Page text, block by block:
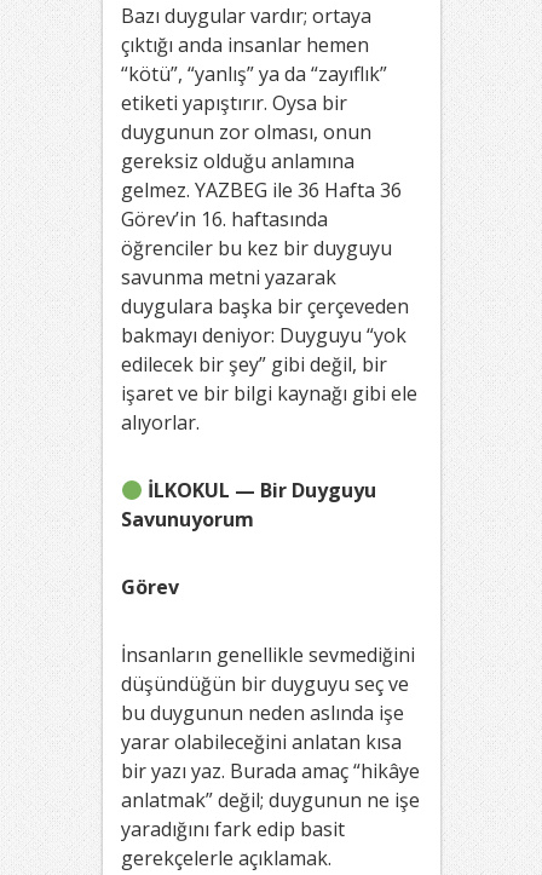
Bazı duygular vardır; ortaya
çıktığı anda insanlar hemen
“kötü”, “yanlış” ya da “zayıflık”
etiketi yapıştırır. Oysa bir
duygunun zor olması, onun
gereksiz olduğu anlamına
gelmez. YAZBEG ile 36 Hafta 36
Görev’in 16. haftasında
öğrenciler bu kez bir duyguyu
savunma metni yazarak
duygulara başka bir çerçeveden
bakmayı deniyor: Duyguyu “yok
edilecek bir şey” gibi değil, bir
işaret ve bir bilgi kaynağı gibi ele
alıyorlar.
İLKOKUL — Bir Duyguyu
Savunuyorum
Görev
İnsanların genellikle sevmediğini
düşündüğün bir duyguyu seç ve
bu duygunun neden aslında işe
yarar olabileceğini anlatan kısa
bir yazı yaz. Burada amaç “hikâye
anlatmak” değil; duygunun ne işe
yaradığını fark edip basit
gerekçelerle açıklamak.